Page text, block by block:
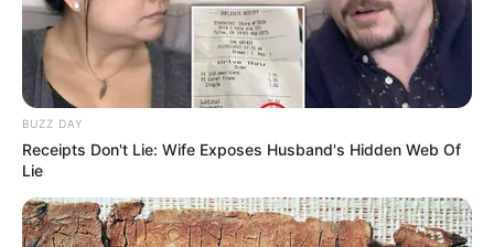
BUZZ DAY
Receipts Don't Lie: Wife Exposes Husband's Hidden Web Of
Lie